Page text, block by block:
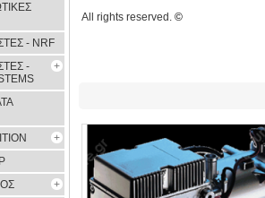
All rights reserved. ©
- NRF
-